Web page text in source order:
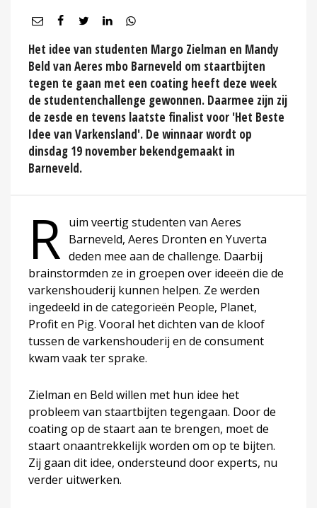
Het idee van studenten Margo Zielman en Mandy
Beld van Aeres mbo Barneveld om staartbijten
tegen te gaan met een coating heeft deze week
de studentenchallenge gewonnen. Daarmee zijn zij
de zesde en tevens laatste finalist voor 'Het Beste
Idee van Varkensland'. De winnaar wordt op
dinsdag 19 november bekendgemaakt in
Barneveld.
R uim veertig studenten van Aeres
Barneveld, Aeres Dronten en Yuverta
deden mee aan de challenge. Daarbij
brainstormden ze in groepen over ideeën die de
varkenshouderij kunnen helpen. Ze werden
ingedeeld in de categorieën People, Planet,
Profit en Pig. Vooral het dichten van de kloof
tussen de varkenshouderij en de consument
kwam vaak ter sprake.
Zielman en Beld willen met hun idee het
probleem van staartbijten tegengaan. Door de
coating op de staart aan te brengen, moet de
staart onaantrekkelijk worden om op te bijten.
Zij gaan dit idee, ondersteund door experts, nu
verder uitwerken.